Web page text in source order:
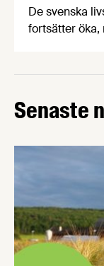
De svenska
fortsätter öka,
ner EMV från
Senaste